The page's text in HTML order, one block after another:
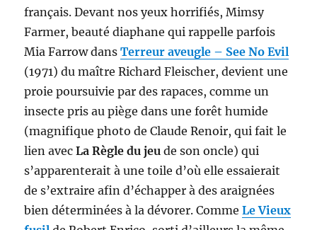
français. Devant nos yeux horrifiés, Mimsy
Farmer, beauté diaphane qui rappelle parfois
Mia Farrow dansTerreur aveugle – See No Evil
(1971) du maître Richard Fleischer, devient une
proie poursuivie par des rapaces, comme un
insecte pris au piège dans une forêt humide
(magnifique photo de Claude Renoir, qui fait le
lien avecLa Règle du jeu de son oncle) qui
s’apparenterait à une toile d’où elle essaierait
de s’extraire afin d’échapper à des araignées
bien déterminées à la dévorer. CommeLe Vieux